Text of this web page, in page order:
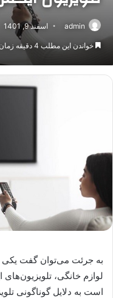
admin اسفند 9, 1401
خواندن این مطلب 4 دقیقه زمان میبرد
به جرئت می‌توان گفت یکی از
لوازم خانگی،
است به دلایل گوناگونی